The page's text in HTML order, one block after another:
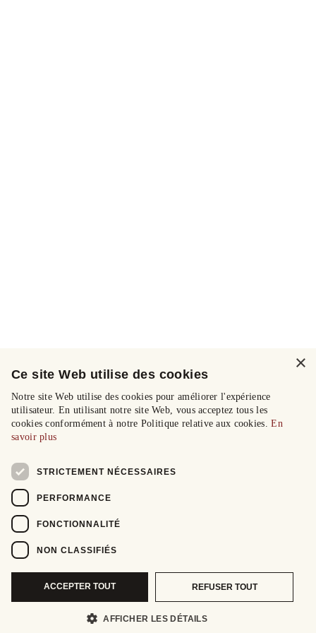
×
Ce site Web utilise des cookies
Notre site Web utilise des cookies pour améliorer l'expérience
utilisateur. En utilisant notre site Web, vous acceptez tous les
cookies conformément à notre Politique relative aux cookies.En
savoir plus
STRICTEMENT NÉCESSAIRES
PERFORMANCE
FONCTIONNALITÉ
NON CLASSIFIÉS
ACCEPTER TOUT REFUSER TOUT
AFFICHER LES DÉTAILS